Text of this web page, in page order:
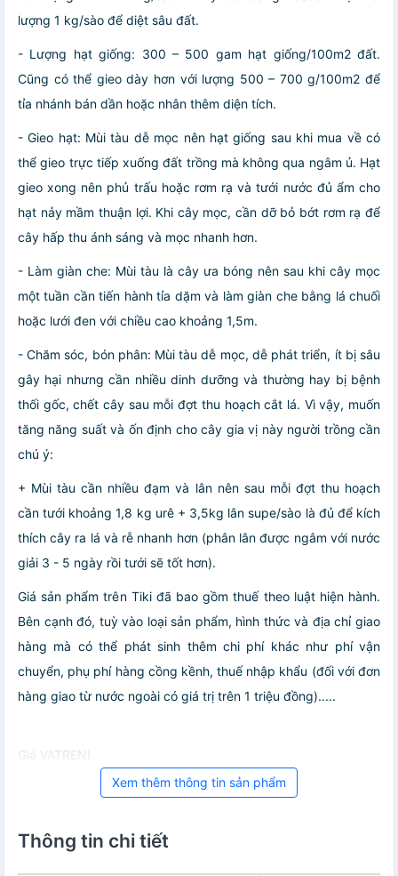
lượng 1 kg/sào để diệt sâu đất.
- Lượng hạt giống: 300 – 500 gam hạt giống/100m2 đất.
Cũng có thể gieo dày hơn với lượng 500 – 700 g/100m2 để
tỉa nhánh bán dần hoặc nhân thêm diện tích.
- Gieo hạt: Mùi tàu dễ mọc nên hạt giống sau khi mua về có
thể gieo trực tiếp xuống đất trồng mà không qua ngâm ủ. Hạt
gieo xong nên phủ trấu hoặc rơm rạ và tưới nước đủ ẩm cho
hạt nảy mầm thuận lợi. Khi cây mọc, cần dỡ bỏ bớt rơm rạ để
cây hấp thu ánh sáng và mọc nhanh hơn.
- Làm giàn che: Mùi tàu là cây ưa bóng nên sau khi cây mọc
một tuần cần tiến hành tỉa dặm và làm giàn che bằng lá chuối
hoặc lưới đen với chiều cao khoảng 1,5m.
- Chăm sóc, bón phân: Mùi tàu dễ mọc, dễ phát triển, ít bị sâu
gây hại nhưng cần nhiều dinh dưỡng và thường hay bị bệnh
thối gốc, chết cây sau mỗi đợt thu hoạch cắt lá. Vì vậy, muốn
tăng năng suất và ốn định cho cây gia vị này người trồng cần
chú ý:
+ Mùi tàu cần nhiều đạm và lân nên sau mỗi đợt thu hoạch
cần tưới khoảng 1,8 kg urê + 3,5kg lân supe/sào là đủ để kích
thích cây ra lá và rễ nhanh hơn (phân lân được ngâm với nước
giải 3 - 5 ngày rồi tưới sẽ tốt hơn).
Giá sản phẩm trên Tiki đã bao gồm thuế theo luật hiện hành.
Bên cạnh đó, tuỳ vào loại sản phẩm, hình thức và địa chỉ giao
hàng mà có thể phát sinh thêm chi phí khác như phí vận
chuyển, phụ phí hàng cồng kềnh, thuế nhập khẩu (đối với đơn
hàng giao từ nước ngoài có giá trị trên 1 triệu đồng).....
Giá VATRENI
Xem thêm thông tin sản phẩm
Thông tin chi tiết